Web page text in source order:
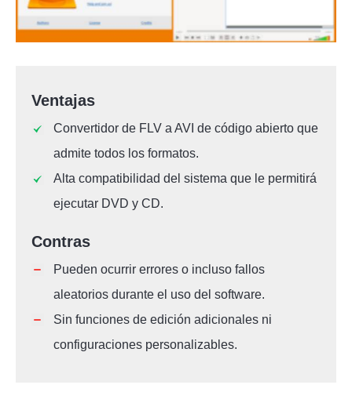
Ventajas
Convertidor de FLV a AVI de código abierto que
admite todos los formatos.
Alta compatibilidad del sistema que le permitirá
ejecutar DVD y CD.
Contras
Pueden ocurrir errores o incluso fallos
aleatorios durante el uso del software.
Sin funciones de edición adicionales ni
configuraciones personalizables.